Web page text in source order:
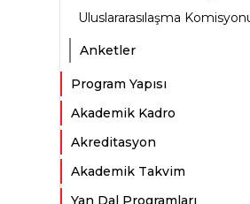
Uluslararasılaşma
Anketler
Program Yapısı
Akademik Kadro
Akreditasyon
Akademik Takvim
Yan Dal Programları